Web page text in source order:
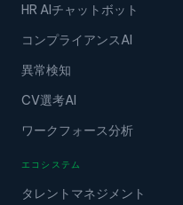
HR AIチャットボット
コンプライアンスAI
異常検知
CV選考AI
ワークフォース分析
エコシステム
タレントマネジメント